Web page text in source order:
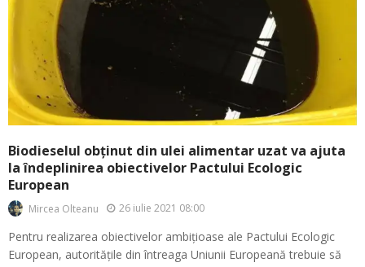
Biodieselul obținut din ulei alimentar uzat va ajuta
la îndeplinirea obiectivelor Pactului Ecologic
European
Mircea Olteanu 26 iulie 2021 08:00
Pentru realizarea obiectivelor ambițioase ale Pactului Ecologic
European, autoritățile din întreaga Uniunii Europeană trebuie să